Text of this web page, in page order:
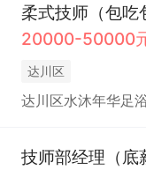
20000-50000
达川区
达川区水沐年华足
技师部经理（底